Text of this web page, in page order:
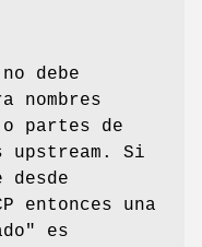
debe
nombres
partes de
upstream. Si
desde
entonces una
es